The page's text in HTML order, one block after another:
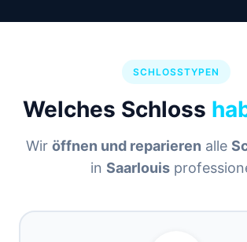
SCHLOSSTYPEN
Welches Schloss
Wir öffnen und reparieren alle
in Saarlouis